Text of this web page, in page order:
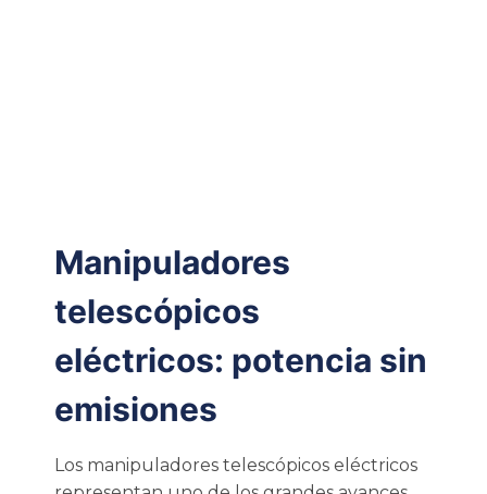
Manipuladores
telescópicos
eléctricos: potencia sin
emisiones
Los manipuladores telescópicos eléctricos